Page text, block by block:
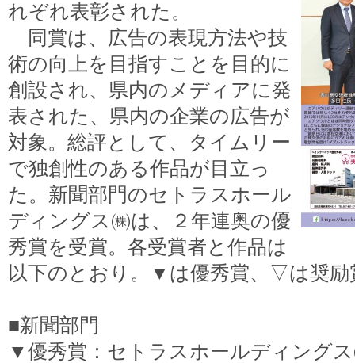
れぞれ表彰された。
同賞は、広告の表現方法や技
術の向上を目指すことを目的に
創設され、県内のメディアに発
表された、県内の企業の広告が
対象。総評として、タイムリー
で独創性のある作品が目立っ
た。新聞部門のセトラスホール
ディングス㈱は、２年連奥の優
秀賞を受賞。各受賞者と作品は
以下のとおり。▼は優秀賞、▽は奨励
■新聞部門
▼優秀賞：セトラスホールディング